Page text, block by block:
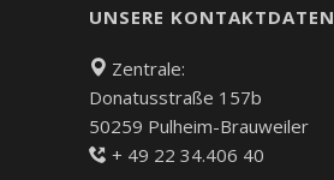
UNSERE KONTAKTDATEN
Zentrale:
Donatusstraße 157b
50259 Pulheim-Brauweiler
+ 49 22 34.406 40